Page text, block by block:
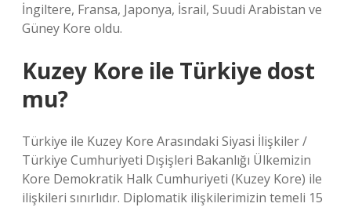
İngiltere, Fransa, Japonya, İsrail, Suudi Arabistan ve
Güney Kore oldu.
Kuzey Kore ile Türkiye dost
mu?
Türkiye ile Kuzey Kore Arasındaki Siyasi İlişkiler /
Türkiye Cumhuriyeti Dışişleri Bakanlığı Ülkemizin
Kore Demokratik Halk Cumhuriyeti (Kuzey Kore) ile
ilişkileri sınırlıdır. Diplomatik ilişkilerimizin temeli 15